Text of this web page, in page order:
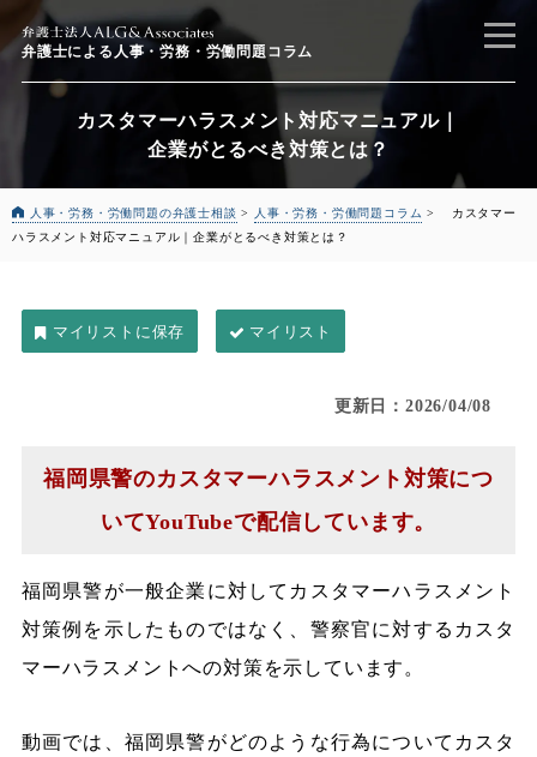
弁護士による 人事・労務・労働問題コラム
カスタマーハラスメント対応マニュアル｜
企業がとるべき対策とは？
人事・労務・労働問題の弁護士相談 > 人事・労務・労働問題コラム >
カスタマー
ハラスメント対応マニュアル｜企業がとるべき対策とは？
マイリスト
更新日：2026/04/08
福岡県警のカスタマーハラスメント対策につ
いてYouTubeで配信しています。
福岡県警が一般企業に対してカスタマーハラスメント
対策例を示したものではなく、警察官に対するカスタ
マーハラスメントへの対策を示しています。
動画では、福岡県警がどのような行為についてカスタ